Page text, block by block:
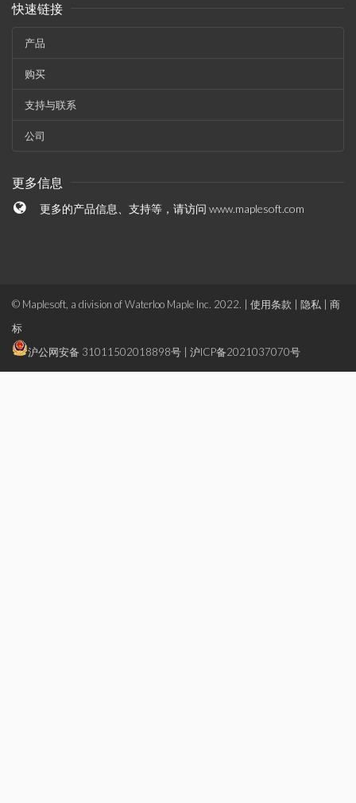
快速链接
产品
购买
支持与联系
公司
更多信息
更多的产品信息、支持等，请访问 www.maplesoft.com
© Maplesoft, a division of Waterloo Maple Inc. 2022. | 使用条款 隐私
商
标
沪公网安备 31011502018898号
沪ICP备2021037070号